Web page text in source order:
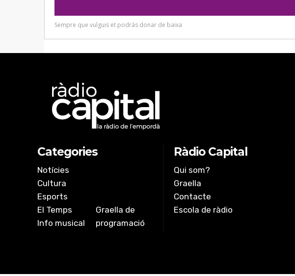
Categories
Notícies
Cultura
Esports
El Temps
Info musical
Graella de
programació
Ràdio Capital
Qui som?
Graella
Contacte
Escola de ràdio